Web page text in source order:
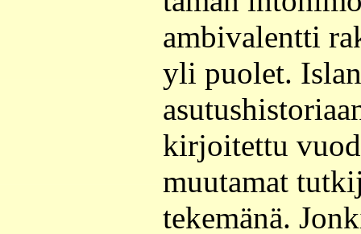
ambivalentti
yli puolet.
kirjoitettu
muutamat
tekemänä.